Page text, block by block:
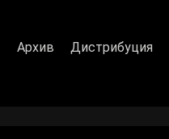
Архив Дистрибуция